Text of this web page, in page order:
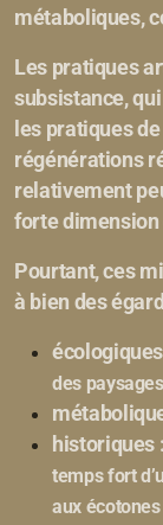
métaboliques,
Les pratiques
subsistance,
les pratiques
régénérations
relativement
forte
Pourtant, ces
à bien des
des
historiques :
temps fort
aux